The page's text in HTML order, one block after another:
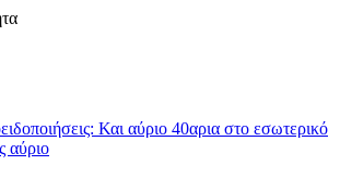
Και αύριο 40αρια στο εσωτερικό
αύριο